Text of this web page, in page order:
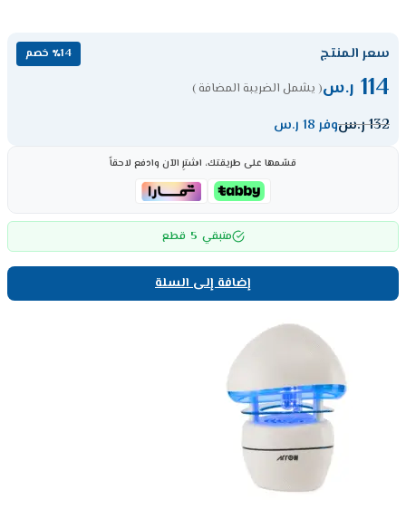
سعر المنتج ٪14 خصم
114 ر.س( يشمل الضريبة المضافة )
132ر.سوفر 18 ر.س
قسّمها على طريقتك، اشترِ الآن وادفع لاحقاً
متبقي 5 قطع
إضافة إلى السلة